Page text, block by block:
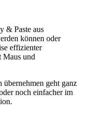
& Paste aus
können oder
effizienter
Maus und
übernehmen geht ganz
noch einfacher im